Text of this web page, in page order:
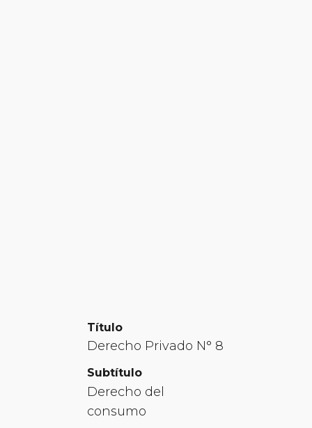
Título
Derecho Privado N° 8
Subtítulo
Derecho del
consumo